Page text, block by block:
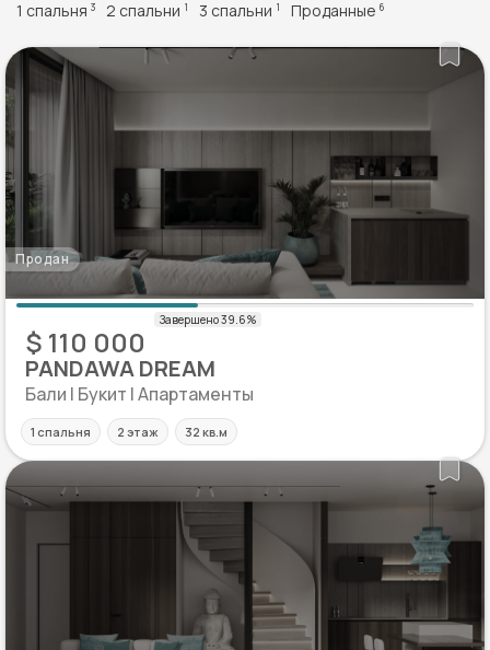
1 спальня 3 2 спальни 1 3 спальни 1 Проданные 6
Продан
$ 110 000
PANDAWA DREAM
Бали | Букит | Апартаменты
1 спальня 2 этаж 32 кв.м